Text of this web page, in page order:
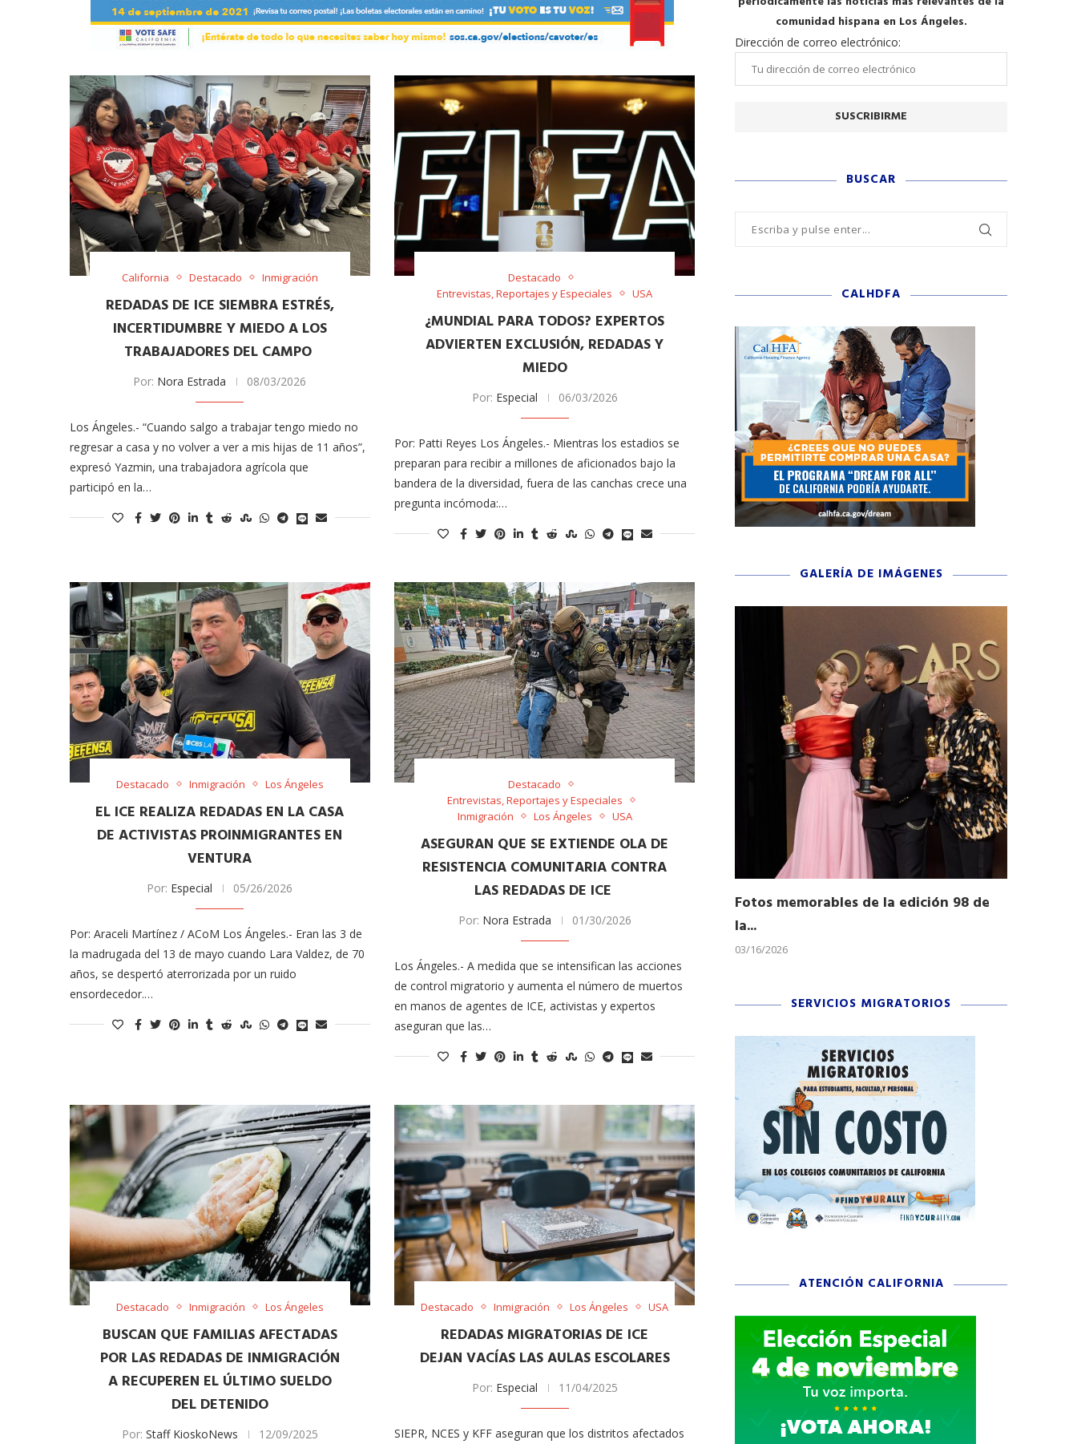
California Destacado Inmigración
​REDADAS DE ICE SIEMBRA ESTRÉS,
INCERTIDUMBRE Y MIEDO A LOS
TRABAJADORES DEL CAMPO
Por: Nora Estrada 08/03/2026
Los Ángeles.- “Cuando salgo a trabajar tengo miedo no
regresar a casa y no volver a ver a mis hijas de 11 años”,
expresó Yazmin, una trabajadora agrícola que
participó en la…
Destacado
Entrevistas, Reportajes y Especiales
USA
¿MUNDIAL PARA TODOS? EXPERTOS
ADVIERTEN EXCLUSIÓN, REDADAS Y
MIEDO
Por: Especial 06/03/2026
Por: Patti Reyes Los Ángeles.- Mientras los estadios se
preparan para recibir a millones de aficionados bajo la
bandera de la diversidad, fuera de las canchas crece una
pregunta incómoda:…
Destacado Inmigración Los Ángeles
EL ICE REALIZA REDADAS EN LA CASA
DE ACTIVISTAS PROINMIGRANTES EN
VENTURA
Por: Especial 05/26/2026
Por: Araceli Martínez / ACoM Los Ángeles.- Eran las 3 de
la madrugada del 13 de mayo cuando Lara Valdez, de 70
años, se despertó aterrorizada por un ruido
ensordecedor.…
Destacado
Entrevistas, Reportajes y Especiales
Inmigración
Los Ángeles USA
ASEGURAN QUE SE EXTIENDE OLA DE
RESISTENCIA COMUNITARIA CONTRA
LAS REDADAS DE ICE
Por: Nora Estrada 01/30/2026
Los Ángeles.- A medida que se intensifican las acciones
de control migratorio y aumenta el número de muertos
en manos de agentes de ICE, activistas y expertos
aseguran que las…
Destacado Inmigración Los Ángeles
BUSCAN QUE FAMILIAS AFECTADAS
POR LAS REDADAS DE INMIGRACIÓN
A RECUPEREN EL ÚLTIMO SUELDO
DEL DETENIDO
Por: Staff KioskoNews 12/09/2025
Destacado Inmigración Los Ángeles USA
REDADAS MIGRATORIAS DE ICE
DEJAN VACÍAS LAS AULAS ESCOLARES
Por: Especial 11/04/2025
SIEPR, NCES y KFF aseguran que los distritos afectados
comunidad hispana en Los Ángeles.
Dirección de correo electrónico:
BUSCAR
CALHDFA
GALERÍA DE IMÁGENES
Fabiola Guajardo e Iván Arana recorren
alfombra roja...
02/09/2025
11/20/2024
Fotos memorables de la edición 98 de
la...
03/16/2026
SERVICIOS MIGRATORIOS
ATENCIÓN CALIFORNIA